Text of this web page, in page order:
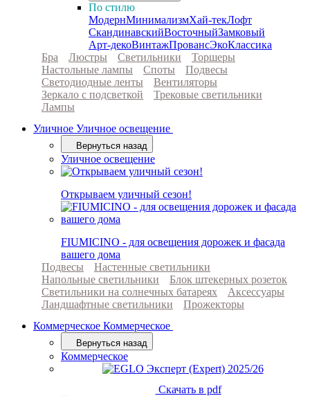
По стилю
МодернМинимализмХай-текЛофт
СкандинавскийВосточныйЗамковый
Арт-декоВинтажПровансЭкоКлассика
Бра
Люстры Светильники
Торшеры
Настольные лампы
Споты
Подвесы
Светодиодные ленты
Вентиляторы
Зеркало с подсветкой
Трековые светильники
Лампы
Уличное Уличное освещение
Вернуться назад
Уличное освещение
Открываем уличный сезон!
FIUMICINO - для освещения дорожек и фасада
вашего дома
Подвесы
Настенные светильники
Напольные светильники
Блок штекерных розеток
Светильники на солнечных батареях
Аксессуары
Ландшафтные светильники
Прожекторы
Коммерческое Коммерческое
Вернуться назад
Коммерческое
Скачать в pdf